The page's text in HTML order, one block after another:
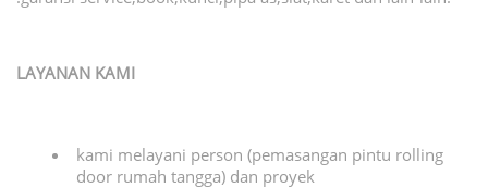
LAYANAN KAMI
kami melayani person (pemasangan pintu rolling
door rumah tangga) dan proyek